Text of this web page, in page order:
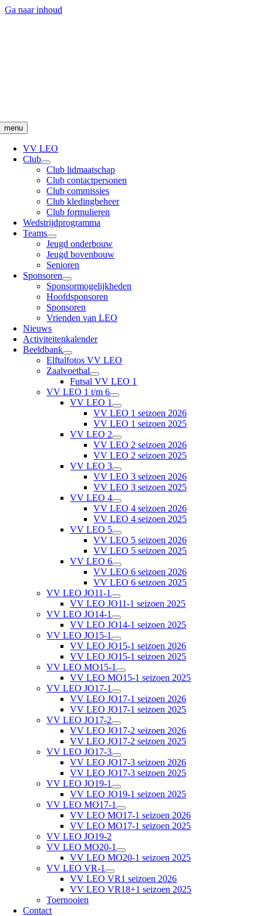
Ga naar inhoud
menu
VV LEO
Club
Club lidmaatschap
Club contactpersonen
Club commissies
Club kledingbeheer
Club formulieren
Wedstrijdprogramma
Teams
Jeugd onderbouw
Jeugd bovenbouw
Senioren
Sponsoren
Sponsormogelijkheden
Hoofdsponsoren
Sponsoren
Vrienden van LEO
Nieuws
Activiteitenkalender
Beeldbank
Elftalfotos VV LEO
Zaalvoetbal
Futsal VV LEO 1
VV LEO 1 t/m 6
VV LEO 1
VV LEO 1 seizoen 2026
VV LEO 1 seizoen 2025
VV LEO 2
VV LEO 2 seizoen 2026
VV LEO 2 seizoen 2025
VV LEO 3
VV LEO 3 seizoen 2026
VV LEO 3 seizoen 2025
VV LEO 4
VV LEO 4 seizoen 2026
VV LEO 4 seizoen 2025
VV LEO 5
VV LEO 5 seizoen 2026
VV LEO 5 seizoen 2025
VV LEO 6
VV LEO 6 seizoen 2026
VV LEO 6 seizoen 2025
VV LEO JO11-1
VV LEO JO11-1 seizoen 2025
VV LEO JO14-1
VV LEO JO14-1 seizoen 2025
VV LEO JO15-1
VV LEO JO15-1 seizoen 2026
VV LEO JO15-1 seizoen 2025
VV LEO MO15-1
VV LEO MO15-1 seizoen 2025
VV LEO JO17-1
VV LEO JO17-1 seizoen 2026
VV LEO JO17-1 seizoen 2025
VV LEO JO17-2
VV LEO JO17-2 seizoen 2026
VV LEO JO17-2 seizoen 2025
VV LEO JO17-3
VV LEO JO17-3 seizoen 2026
VV LEO JO17-3 seizoen 2025
VV LEO JO19-1
VV LEO JO19-1 seizoen 2025
VV LEO MO17-1
VV LEO MO17-1 seizoen 2026
VV LEO MO17-1 seizoen 2025
VV LEO JO19-2
VV LEO MO20-1
VV LEO MO20-1 seizoen 2025
VV LEO VR-1
VV LEO VR1 seizoen 2026
VV LEO VR18+1 seizoen 2025
Toernooien
Contact